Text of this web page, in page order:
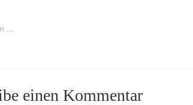
…
einen Kommentar